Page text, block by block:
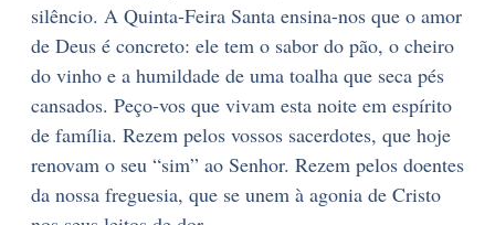
silêncio. A Quinta-Feira Santa ensina-nos que o amor
de Deus é concreto: ele tem o sabor do pão, o cheiro
do vinho e a humildade de uma toalha que seca pés
cansados. Peço-vos que vivam esta noite em espírito
de família. Rezem pelos vossos sacerdotes, que hoje
renovam o seu “sim” ao Senhor. Rezem pelos doentes
da nossa freguesia, que se unem à agonia de Cristo